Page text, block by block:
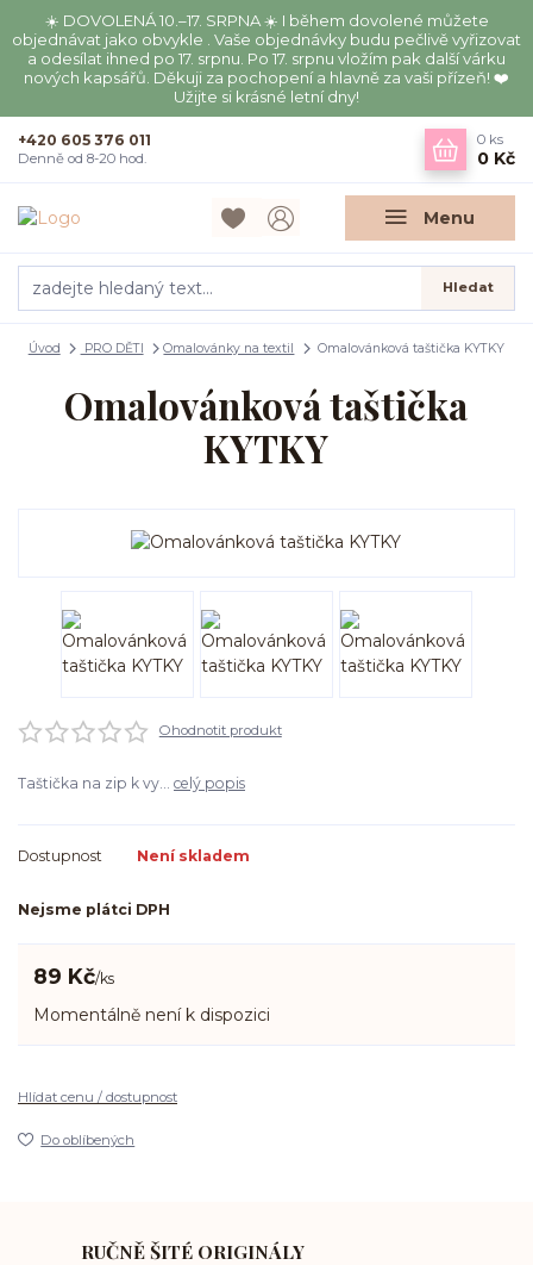
☀️ DOVOLENÁ 10.–17. SRPNA ☀️ I během dovolené můžete
objednávat jako obvykle . Vaše objednávky budu pečlivě vyřizovat
a odesílat ihned po 17. srpnu. Po 17. srpnu vložím pak další várku
nových kapsářů. Děkuji za pochopení a hlavně za vaši přízeň! ❤️
Užijte si krásné letní dny!
Menu
Hledat
+420 605 376 011
Denně od 8-20 hod.
0 ks
0 Kč
Úvod PRO DĚTI Omalovánky na textil Omalovánková taštička KYTKY
Omalovánková taštička
KYTKY
Ohodnotit produkt
Taštička na zip k vy... celý popis
Dostupnost Není skladem
Nejsme plátci DPH
89 Kč/ks
Momentálně není k dispozici
Hlídat cenu / dostupnost
Do oblíbených
RUČNĚ ŠITÉ ORIGINÁLY